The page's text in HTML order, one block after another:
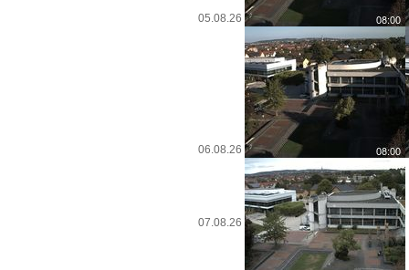
05.08.26
06.08.26
07.08.26